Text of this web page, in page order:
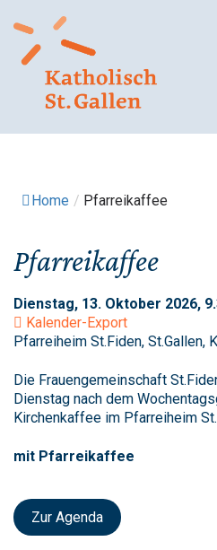
zum
Inhalt
Home / Pfarreikaffee
Pfarreikaffee
Dienstag, 13. Oktober 2026,
Kalender-Export
Pfarreiheim St.Fiden, St.Gallen,
Die Frauengemeinschaft
Dienstag nach dem
Kirchenkaffee im Pfarreiheim
mit Pfarreikaffee
Zur Agenda